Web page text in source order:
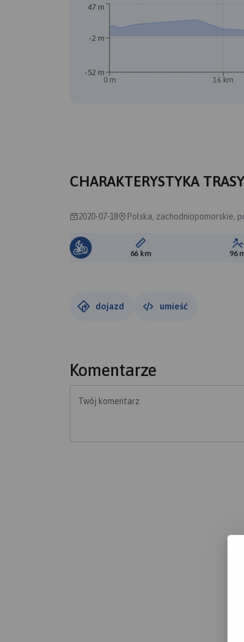
0 m 16 km
-52 m
-2 m
47 m
CHARAKTERYSTYKA TRASY
2020-07-18 Polska, zachodniopomorskie,
Długość trasy:
66 km 96
dojazd umieść
Komentarze
Twój komentarz